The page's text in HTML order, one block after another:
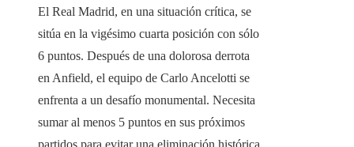
El Real Madrid, en una situación crítica, se
sitúa en la vigésimo cuarta posición con sólo
6 puntos. Después de una dolorosa derrota
en Anfield, el equipo de Carlo Ancelotti se
enfrenta a un desafío monumental. Necesita
sumar al menos 5 puntos en sus próximos